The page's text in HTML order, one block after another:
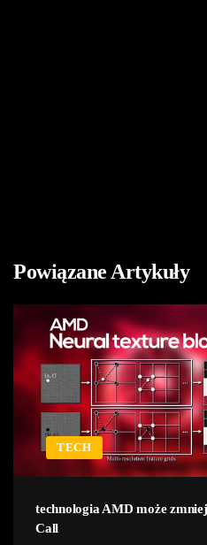
Powiązane Artykuły
TECH
technologia AMD może
Call